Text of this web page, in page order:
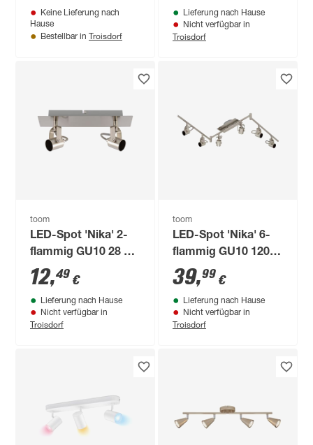
Keine Lieferung nach
Hause
Bestellbar in Troisdorf
Lieferung nach Hause
Nicht verfügbar in
Troisdorf
toom
LED-Spot 'Nika' 2-
flammig GU10 28 x 7
cm
12,49 €
Lieferung nach Hause
Nicht verfügbar in
Troisdorf
toom
LED-Spot 'Nika' 6-
flammig GU10 120 x
17,7 x 20 cm
39,99 €
Lieferung nach Hause
Nicht verfügbar in
Troisdorf